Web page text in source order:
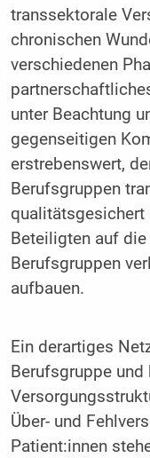
transsektorale
chronischen
verschiedenen
unter Beachtung
gegenseitigen
erstrebenswert,
Berufsgruppen
qualitätsgesichert
Beteiligten auf
Berufsgruppen
aufbauen.
Ein derartiges
Berufsgruppe
Über- und
Pa­ti­ent:in­nen